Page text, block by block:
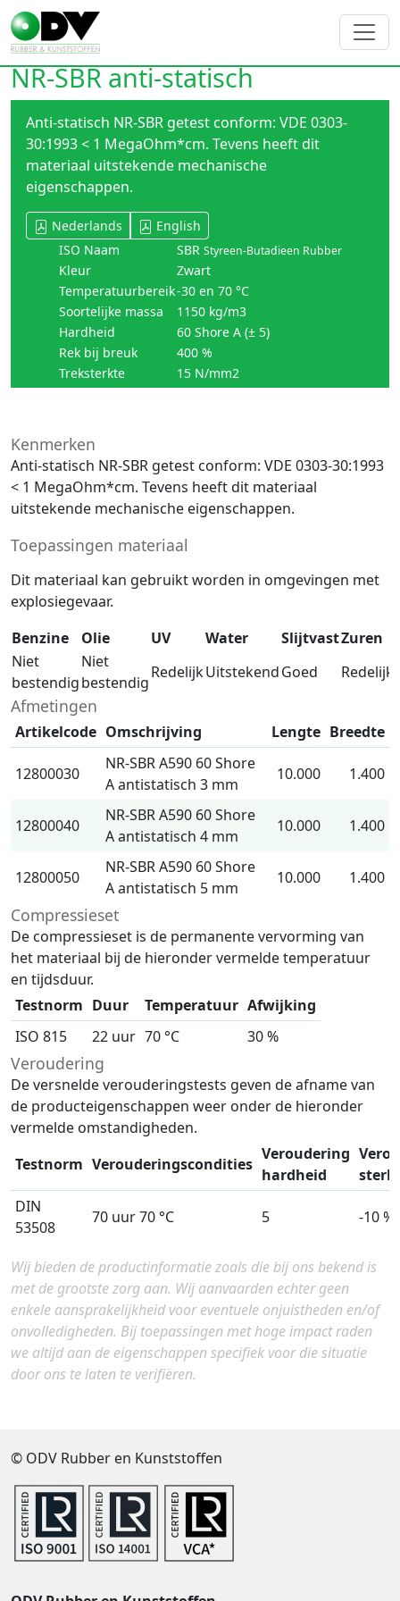
NR-SBR anti-statisch
Anti-statisch NR-SBR getest conform: VDE 0303-
30:1993 < 1 MegaOhm*cm. Tevens heeft dit
materiaal uitstekende mechanische
eigenschappen.
Nederlands
English
ISO Naam
SBR Styreen-Butadieen Rubber
Kleur
Zwart
Temperatuurbereik-30 en 70 °C
Soortelijke massa
1150 kg/m3
Hardheid
60 Shore A (± 5)
Rek bij breuk
400 %
Treksterkte
15 N/mm2
Kenmerken
Anti-statisch NR-SBR getest conform: VDE 0303-30:1993
< 1 MegaOhm*cm. Tevens heeft dit materiaal
uitstekende mechanische eigenschappen.
Toepassingen materiaal
Dit materiaal kan gebruikt worden in omgevingen met
explosiegevaar.
Benzine
Olie UV Water SlijtvastZuren
Niet
bestendig
Niet
bestendig
RedelijkUitstekendGoed Redelijk
Afmetingen
Artikelcode Omschrijving Lengte Breedte
12800030
NR-SBR A590 60 Shore
A antistatisch 3 mm
10.000 1.400
12800040
NR-SBR A590 60 Shore
A antistatisch 4 mm
10.000 1.400
12800050
NR-SBR A590 60 Shore
A antistatisch 5 mm
10.000 1.400
Compressieset
De compressieset is de permanente vervorming van
het materiaal bij de hieronder vermelde temperatuur
en tijdsduur.
Testnorm Duur Temperatuur Afwijking
ISO 815
22 uur 70 °C 30 %
Veroudering
De versnelde verouderingstests geven de afname van
de producteigenschappen weer onder de hieronder
vermelde omstandigheden.
Testnorm Verouderingscondities
Veroudering
hardheid
DIN
53508
70 uur 70 °C 5 -10 %
Wij bieden de productinformatie zoals die bij ons bekend is
met de grootste zorg aan. Wij aanvaarden echter geen
enkele aansprakelijkheid voor eventuele onjuistheden en/of
onvolledigheden. Bij toepassingen met hoge impact raden
we altijd aan de eigenschappen specifiek voor die situatie
door ons te laten te verifiëren.
© ODV Rubber en Kunststoffen